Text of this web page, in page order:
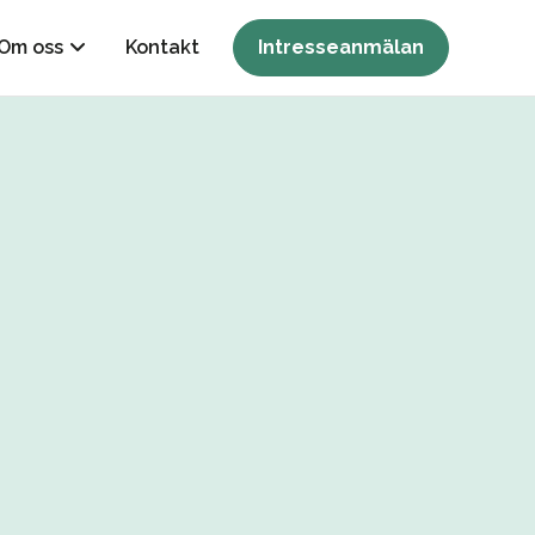
oss Kontakt Intresseanmälan